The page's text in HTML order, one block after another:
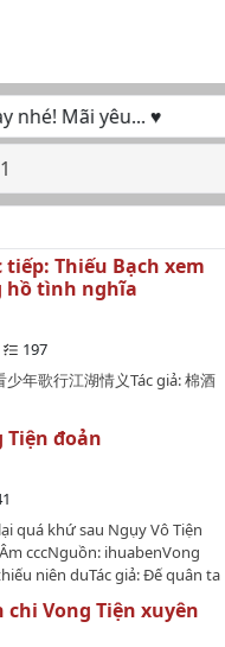
Mãi yêu... ♥
Thiếu Bạch xem
hồ tình nghĩa
197
少年歌行江湖情义Tác giả: 棉酒
Tiện đoản
quá khứ sau Ngụy Vô Tiện
cccNguồn: ihuabenVong
niên duTác giả: Đế quân ta
Tiện…
Vong Tiện xuyên